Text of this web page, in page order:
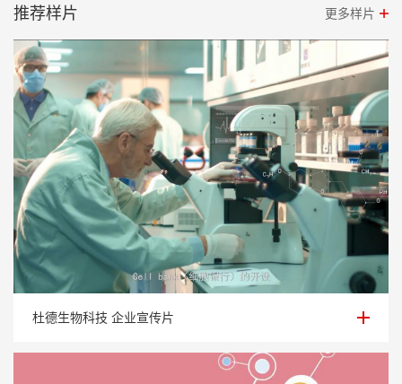
推荐样片 更多样片
杜德生物科技 企业宣传片
杜德生物科技 企业宣传片